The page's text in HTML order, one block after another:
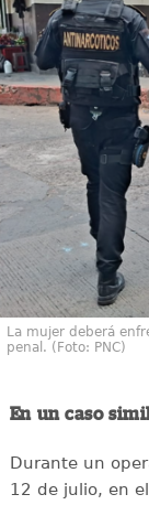
La mujer deberá
penal. (Foto: PNC)
En un caso
Durante un
12 de julio, en el